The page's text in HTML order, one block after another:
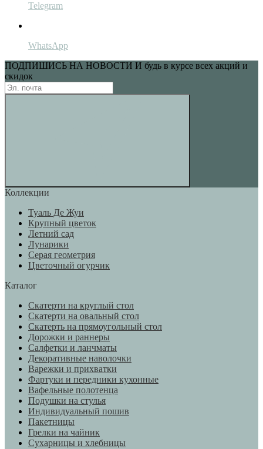
Telegram
WhatsApp
ПОДПИШИСЬ НА НОВОСТИ И будь в курсе всех акций и
скидок
Коллекции
Туаль Де Жуи
Крупный цветок
Летний сад
Лунарики
Серая геометрия
Цветочный огурчик
Каталог
Скатерти на круглый стол
Скатерти на овальный стол
Скатерть на прямоугольный стол
Дорожки и раннеры
Салфетки и ланчматы
Декоративные наволочки
Варежки и прихватки
Фартуки и передники кухонные
Вафельные полотенца
Подушки на стулья
Индивидуальный пошив
Пакетницы
Грелки на чайник
Сухарницы и хлебницы